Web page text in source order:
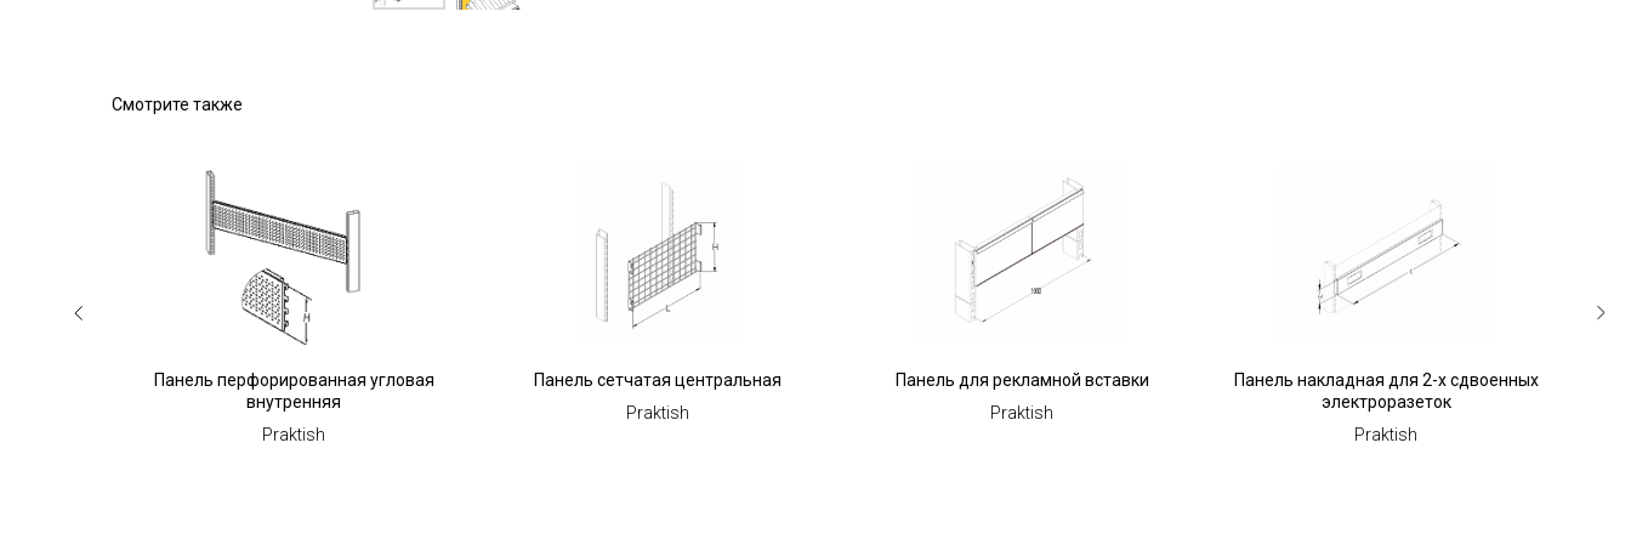
Смотрите также
Панель перфорированная угловая
внутренняя
Praktish
Панель сетчатая центральная
Praktish
Панель для рекламной вставки
Praktish
Панель накладная для 2-х сдвоенных
электроразеток
Praktish